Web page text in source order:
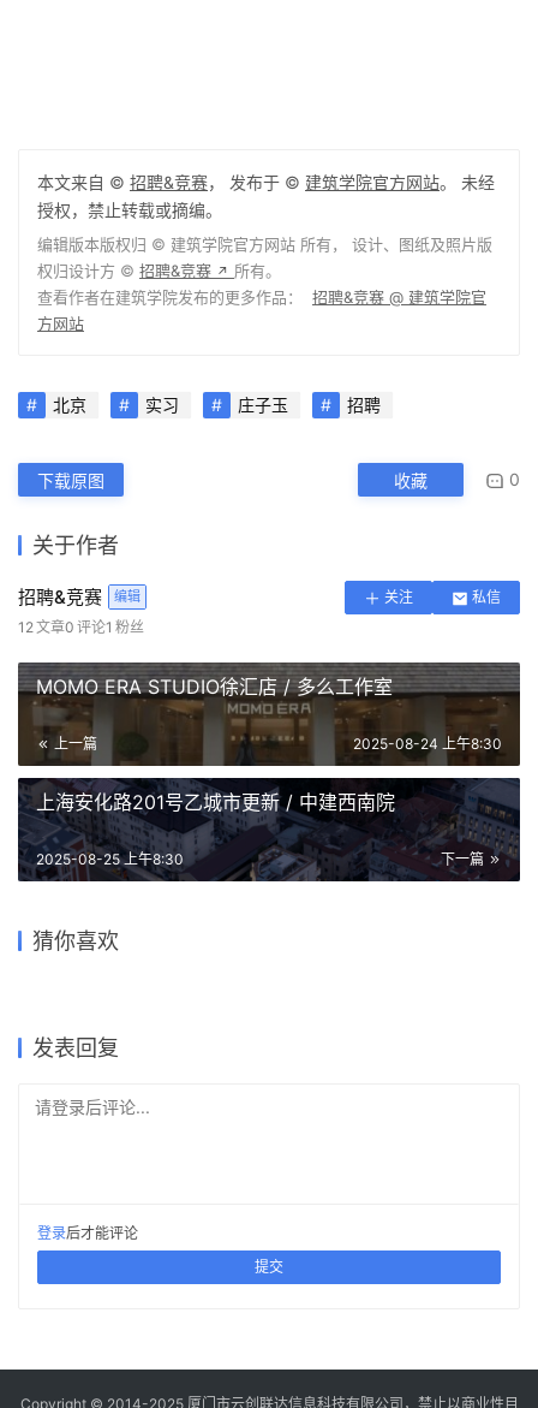
本文来自 © 招聘&竞赛， 发布于 © 建筑学院官方网站。 未经
授权，禁止转载或摘编。
编辑版本版权归 © 建筑学院官方网站 所有， 设计、图纸及照片版
权归设计方 © 招聘&竞赛 ↗ 所有。
查看作者在建筑学院发布的更多作品： 招聘&竞赛 @ 建筑学院官
方网站
北京 实习 庄子玉 招聘
下载原图 收藏 0
关于作者
招聘&竞赛 编辑 关注
私信
12文章0 评论1 粉丝
MOMO ERA STUDIO徐汇店 / 多么工作室
上一篇 2025-08-24 上午8:30
上海安化路201号乙城市更新 / 中建西南院
下一篇
2025-08-25 上午8:30
猜你喜欢
筑
空间的三维延伸——西绒线胡
发表回复
请登录后评论...
登录后才能评论
提交
Copyright © 2014-2025 厦门市云创联达信息科技有限公司，禁止以商业性目